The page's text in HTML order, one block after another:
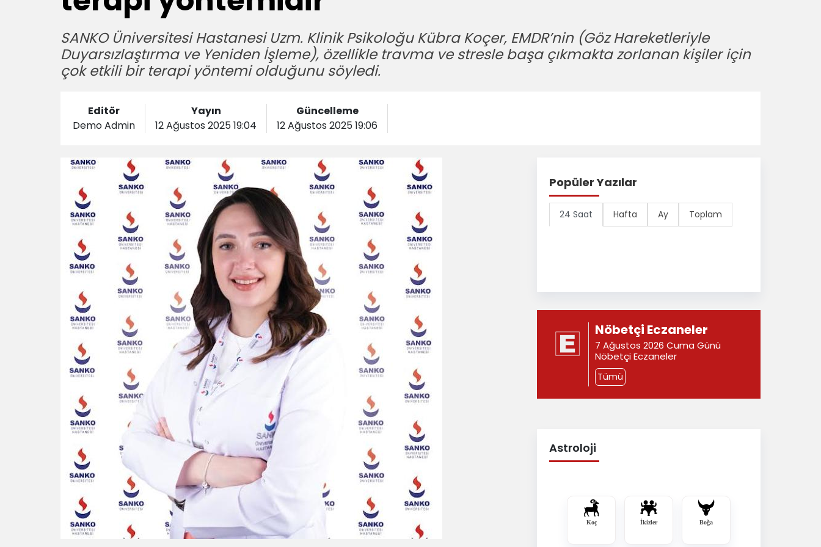
SANKO Üniversitesi Hastanesi Uzm. Klinik Psikoloğu Kübra Koçer, EMDR’nin (Göz Hareketleriyle
Duyarsızlaştırma ve Yeniden İşleme), özellikle travma ve stresle başa çıkmakta zorlanan kişiler için
çok etkili bir terapi yöntemi olduğunu söyledi.
Editör
Demo Admin
Yayın
12 Ağustos 2025 19:04
Güncelleme
12 Ağustos 2025 19:06
Popüler Yazılar
24 Saat Hafta Ay Toplam
Nöbetçi Eczaneler
7 Ağustos 2026 Cuma Günü
Nöbetçi Eczaneler
Tümü
Astroloji
Koç İkizler Boğa